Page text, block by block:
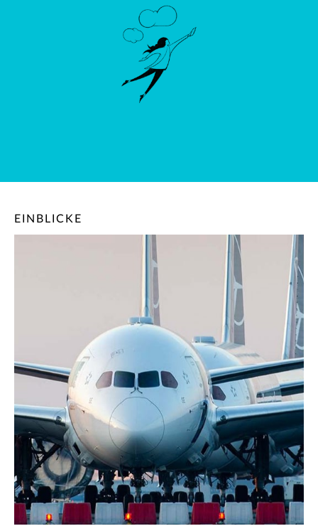
EINBLICKE